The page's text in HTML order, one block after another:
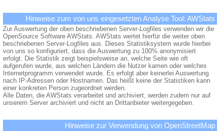
Hinweise zum von uns eingesetzten Analyse Tool: AWStats
Zur Auswertung der oben beschriebenen Server-Logfiles verwenden wir die
OpenSource Software AWStats. AWStats wertet hierfür die weiter oben
beschriebenen Server-Logfiles aus. Dieses Statistiksystem wurde hierbei
von uns so konfiguriert, dass die Auswertung zu 100% anonymisiert
erfolgt. Die Statistik zeigt beispielsweise an, welche Seite wie oft
aufgerufen wurde, aus welchen Ländern die Nutzer kamen oder welches
Internetprogramm verwendet wurde. Es erfolgt aber keinerlei Auswertung
nach IP-Adressen oder Hostnamen. Das heißt keine der Statistiken kann
einer konkreten Person zugeordnet werden.
Alle Daten, die AWStats verarbeitet und archiviert, werden zudem nur auf
unserem Server archiviert und nicht an Drittanbieter weitergegeben.
Hinweise zur Verwendung von OpenStreetMap